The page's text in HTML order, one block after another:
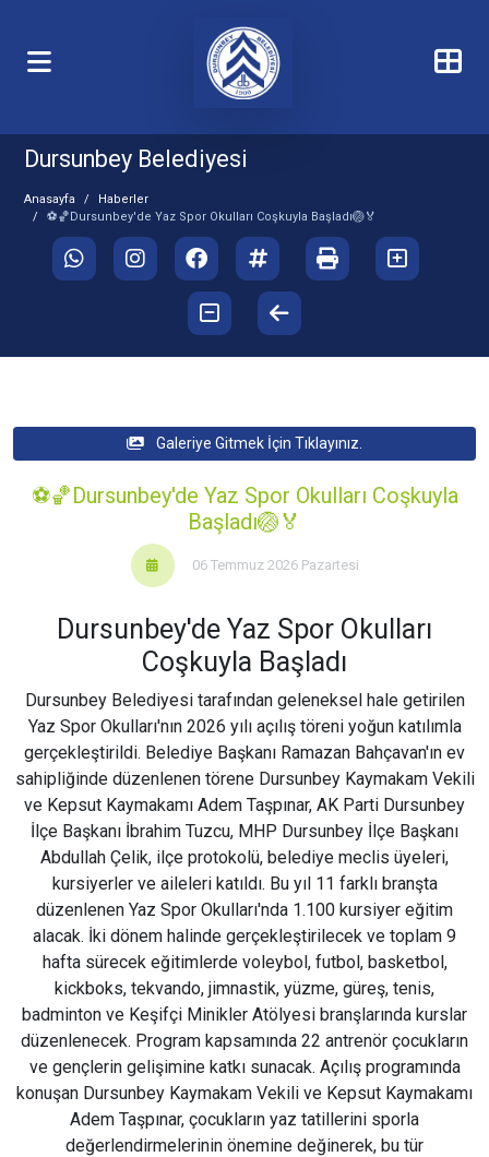
Dursunbey Belediyesi
Anasayfa
Haberler
⚽️🏀Dursunbey'de Yaz Spor Okulları Coşkuyla Başladı🏐🏅
Galeriye Gitmek İçin Tıklayınız.
⚽️🏀Dursunbey'de Yaz Spor Okulları Coşkuyla
Başladı🏐🏅
06 Temmuz 2026 Pazartesi
Dursunbey'de Yaz Spor Okulları
Coşkuyla Başladı
Dursunbey Belediyesi tarafından geleneksel hale getirilen
Yaz Spor Okulları'nın 2026 yılı açılış töreni yoğun katılımla
gerçekleştirildi. Belediye Başkanı Ramazan Bahçavan'ın ev
sahipliğinde düzenlenen törene Dursunbey Kaymakam Vekili
ve Kepsut Kaymakamı Adem Taşpınar, AK Parti Dursunbey
İlçe Başkanı İbrahim Tuzcu, MHP Dursunbey İlçe Başkanı
Abdullah Çelik, ilçe protokolü, belediye meclis üyeleri,
kursiyerler ve aileleri katıldı. Bu yıl 11 farklı branşta
düzenlenen Yaz Spor Okulları'nda 1.100 kursiyer eğitim
alacak. İki dönem halinde gerçekleştirilecek ve toplam 9
hafta sürecek eğitimlerde voleybol, futbol, basketbol,
kickboks, tekvando, jimnastik, yüzme, güreş, tenis,
badminton ve Keşifçi Minikler Atölyesi branşlarında kurslar
düzenlenecek. Program kapsamında 22 antrenör çocukların
ve gençlerin gelişimine katkı sunacak. Açılış programında
konuşan Dursunbey Kaymakam Vekili ve Kepsut Kaymakamı
Adem Taşpınar, çocukların yaz tatillerini sporla
değerlendirmelerinin önemine değinerek, bu tür